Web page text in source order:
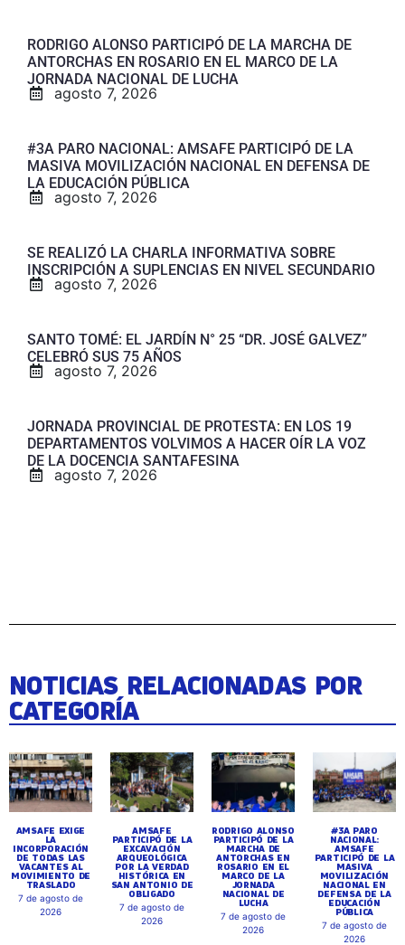
RODRIGO ALONSO PARTICIPÓ DE LA MARCHA DE
ANTORCHAS EN ROSARIO EN EL MARCO DE LA
JORNADA NACIONAL DE LUCHA
agosto 7, 2026
#3A PARO NACIONAL: AMSAFE PARTICIPÓ DE LA
MASIVA MOVILIZACIÓN NACIONAL EN DEFENSA DE
LA EDUCACIÓN PÚBLICA
agosto 7, 2026
SE REALIZÓ LA CHARLA INFORMATIVA SOBRE
INSCRIPCIÓN A SUPLENCIAS EN NIVEL SECUNDARIO
agosto 7, 2026
SANTO TOMÉ: EL JARDÍN N° 25 “DR. JOSÉ GALVEZ”
CELEBRÓ SUS 75 AÑOS
agosto 7, 2026
JORNADA PROVINCIAL DE PROTESTA: EN LOS 19
DEPARTAMENTOS VOLVIMOS A HACER OÍR LA VOZ
DE LA DOCENCIA SANTAFESINA
agosto 7, 2026
NOTICIAS RELACIONADAS POR
CATEGORÍA
AMSAFE EXIGE
LA
INCORPORACIÓN
DE TODAS LAS
VACANTES AL
MOVIMIENTO DE
TRASLADO
7 de agosto de
2026
AMSAFE
PARTICIPÓ DE LA
EXCAVACIÓN
ARQUEOLÓGICA
POR LA VERDAD
HISTÓRICA EN
SAN ANTONIO DE
OBLIGADO
7 de agosto de
2026
RODRIGO ALONSO
PARTICIPÓ DE LA
MARCHA DE
ANTORCHAS EN
ROSARIO EN EL
MARCO DE LA
JORNADA
NACIONAL DE
LUCHA
7 de agosto de
2026
#3A PARO
NACIONAL:
AMSAFE
PARTICIPÓ DE LA
MASIVA
MOVILIZACIÓN
NACIONAL EN
DEFENSA DE LA
EDUCACIÓN
PÚBLICA
7 de agosto de
2026